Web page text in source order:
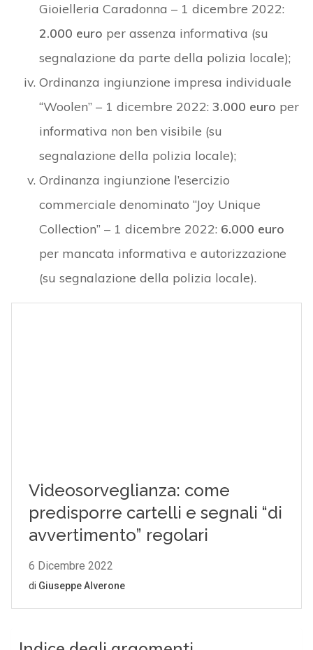
Gioielleria Caradonna – 1 dicembre 2022:
2.000 euro per assenza informativa (su
segnalazione da parte della polizia locale);
Ordinanza ingiunzione impresa individuale
“Woolen” – 1 dicembre 2022: 3.000 euro per
informativa non ben visibile (su
segnalazione della polizia locale);
Ordinanza ingiunzione l’esercizio
commerciale denominato “Joy Unique
Collection” – 1 dicembre 2022: 6.000 euro
per mancata informativa e autorizzazione
(su segnalazione della polizia locale).